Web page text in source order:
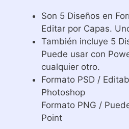
Son 5 Diseños en
Editar por Capas.
También incluye 5
Puede usar con
cualquier otro.
Formato PSD /
Photoshop
Formato PNG /
Point